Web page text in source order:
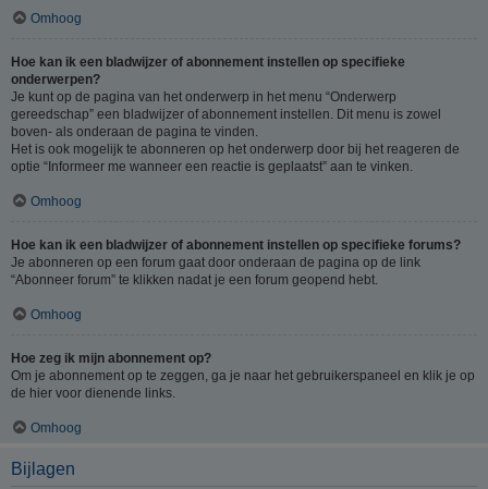
Omhoog
Hoe kan ik een bladwijzer of abonnement instellen op specifieke
onderwerpen?
Je kunt op de pagina van het onderwerp in het menu “Onderwerp
gereedschap” een bladwijzer of abonnement instellen. Dit menu is zowel
boven- als onderaan de pagina te vinden.
Het is ook mogelijk te abonneren op het onderwerp door bij het reageren de
optie “Informeer me wanneer een reactie is geplaatst” aan te vinken.
Omhoog
Hoe kan ik een bladwijzer of abonnement instellen op specifieke forums?
Je abonneren op een forum gaat door onderaan de pagina op de link
“Abonneer forum” te klikken nadat je een forum geopend hebt.
Omhoog
Hoe zeg ik mijn abonnement op?
Om je abonnement op te zeggen, ga je naar het gebruikerspaneel en klik je op
de hier voor dienende links.
Omhoog
Bijlagen